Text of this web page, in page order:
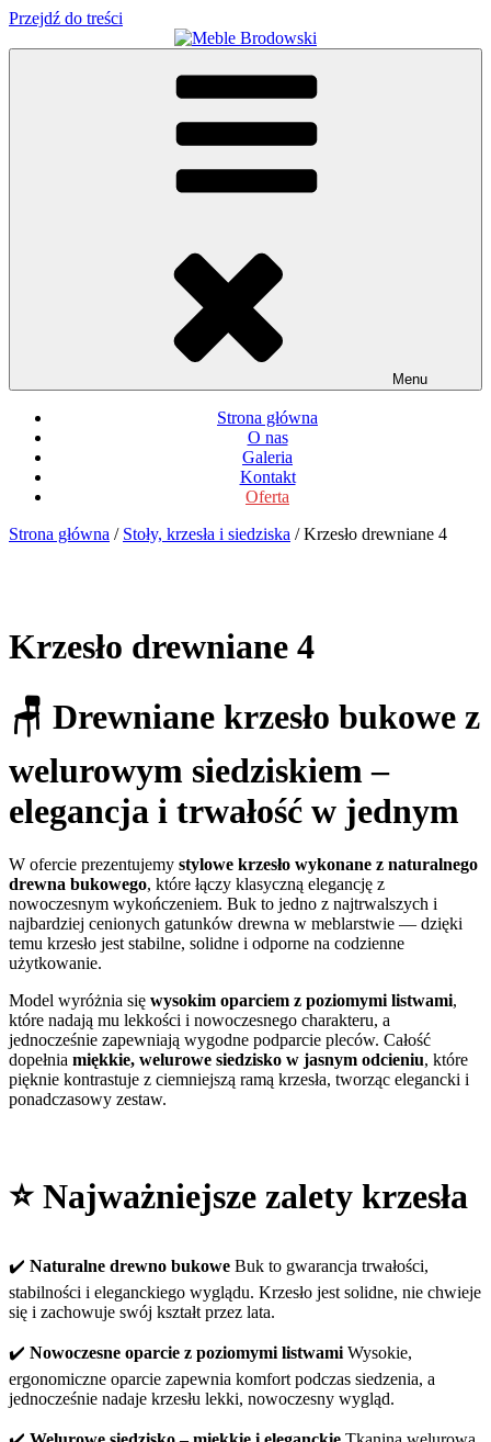
Przejdź do treści
Meble kuchenne specjalnie dla Ciebie!
Menu
Strona główna
O nas
Galeria
Kontakt
Oferta
Strona główna / Stoły, krzesła i siedziska / Krzesło drewniane 4
Krzesło drewniane 4
🪑 Drewniane krzesło bukowe z
welurowym siedziskiem –
elegancja i trwałość w jednym
W ofercie prezentujemy stylowe krzesło wykonane z naturalnego
drewna bukowego, które łączy klasyczną elegancję z
nowoczesnym wykończeniem. Buk to jedno z najtrwalszych i
najbardziej cenionych gatunków drewna w meblarstwie — dzięki
temu krzesło jest stabilne, solidne i odporne na codzienne
użytkowanie.
Model wyróżnia się wysokim oparciem z poziomymi listwami,
które nadają mu lekkości i nowoczesnego charakteru, a
jednocześnie zapewniają wygodne podparcie pleców. Całość
dopełnia miękkie, welurowe siedzisko w jasnym odcieniu, które
pięknie kontrastuje z ciemniejszą ramą krzesła, tworząc elegancki i
ponadczasowy zestaw.
⭐Najważniejsze zalety krzesła
✔️ Naturalne drewno bukowe Buk to gwarancja trwałości,
stabilności i eleganckiego wyglądu. Krzesło jest solidne, nie chwieje
się i zachowuje swój kształt przez lata.
✔️ Nowoczesne oparcie z poziomymi listwami Wysokie,
ergonomiczne oparcie zapewnia komfort podczas siedzenia, a
jednocześnie nadaje krzesłu lekki, nowoczesny wygląd.